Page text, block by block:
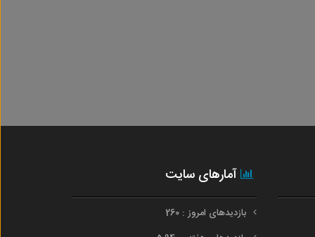
آمارهای سایت
بازدیدهای امروز : 260